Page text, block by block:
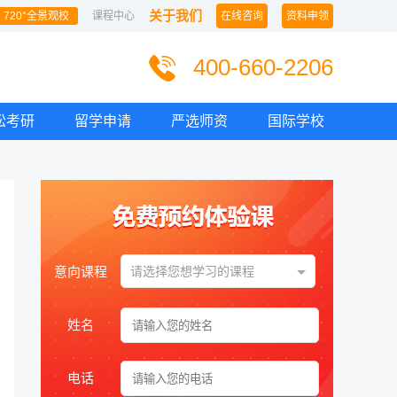
资料申领
在线咨询
关于我们
课程中心
720°全景观校
400-660-2206
考研 留学申请 严选师资 国际学校
意向课程 请选择您想学习的课程
姓名
电话